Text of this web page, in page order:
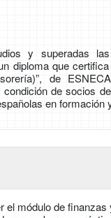
y superadas
diploma que
de
de socios
en formación
módulo de finanzas